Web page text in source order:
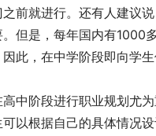
前就进行。还有人建议
但是，每年国内有1000
此，在中学阶段即向学
中阶段进行职业规划尤
以根据自己的具体情况